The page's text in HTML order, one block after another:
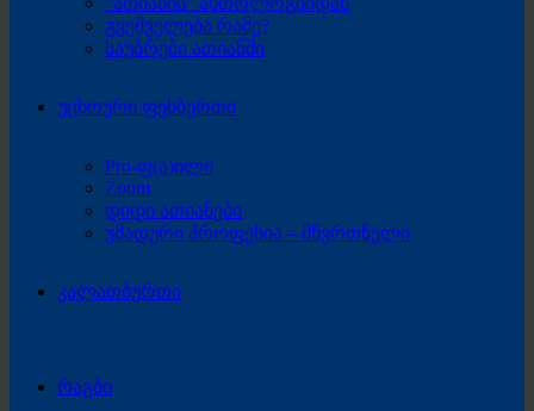
გვეშველება რამე?
საუბრები ათიანში
უცხოური ფეხბურთი
Pro-ფ(ა)ილი
Zoom
დიდი ათიანები
უმადური პროფესია – მწვრთნელი
კალათბურთი
რაგბი